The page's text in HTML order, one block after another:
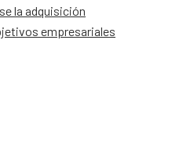
la adquisición
empresariales